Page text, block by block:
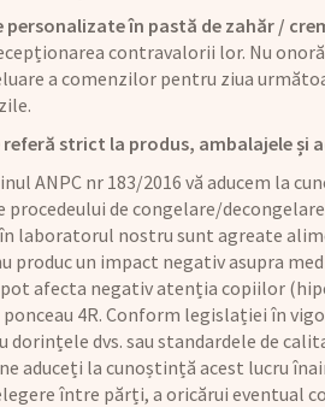
în pastă de zahăr /
contravalorii lor. Nu
a comenzilor pentru ziua
strict la produs, ambalajele și
ANPC nr 183/2016 vă aducem la
procedeului de congelare/
laboratorul nostru sunt agreate
produc un impact negativ asupra
afecta negativ atenția copiilor
4R. Conform legislației în
dvs. sau standardele de
aduceți la cunoștință acest lucru
între părți, a oricărui eventual